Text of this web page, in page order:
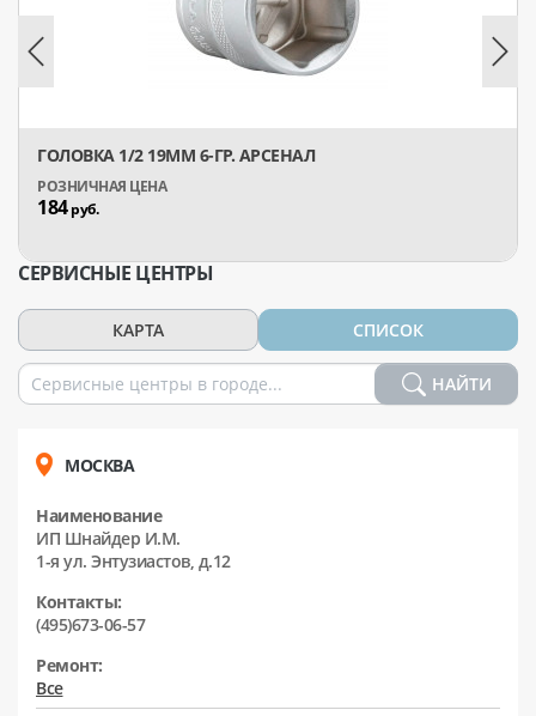
ГОЛОВКА 1/2 19ММ 6-ГР. АРСЕНАЛ
184руб.
СЕРВИСНЫЕ ЦЕНТРЫ
КАРТА СПИСОК
НАЙТИ
МОСКВА
Наименование
ИП Шнайдер И.М.
1-я ул. Энтузиастов, д.12
Контакты:
(495)673-06-57
Ремонт:
Все